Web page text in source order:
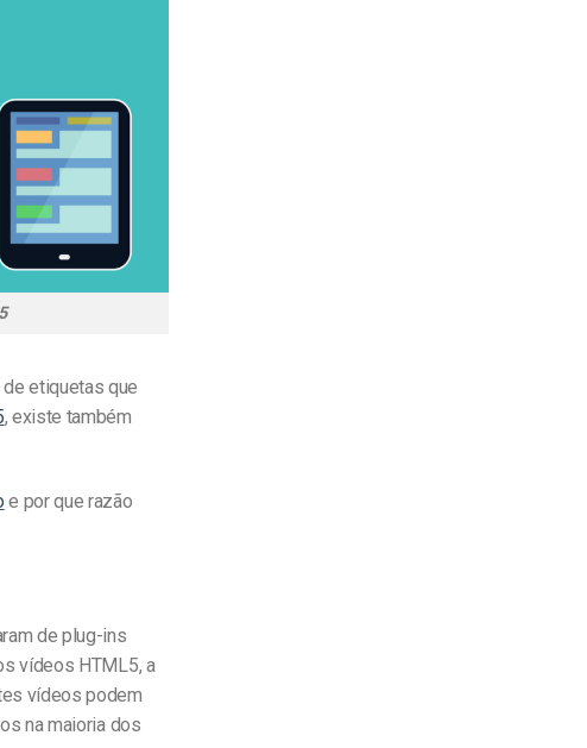
etiquetas que
, existe também
e por que razão
de plug-ins
vídeos HTML5, a
vídeos podem
na maioria dos